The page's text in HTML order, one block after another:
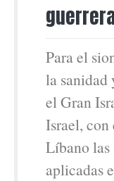
Para el
la sanidad
el Gran
Israel, con
Líbano las
aplicadas